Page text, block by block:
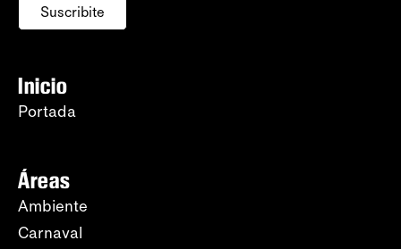
Suscribite
Inicio
Portada
Áreas
Ambiente
Carnaval